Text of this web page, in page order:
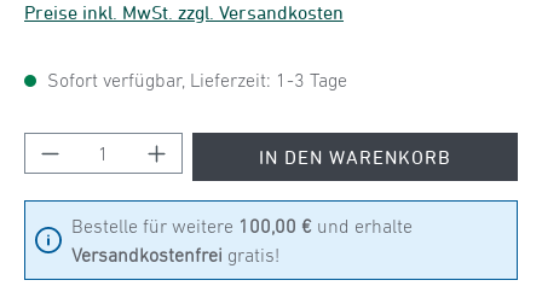
Preise inkl. MwSt. zzgl. Versandkosten
Sofort verfügbar, Lieferzeit: 1-3 Tage
Produkt Anzahl: Gib den gewünschten Wert
IN DEN WARENKORB
Bestelle für weitere 100,00 € und erhalte
Versandkostenfrei gratis!